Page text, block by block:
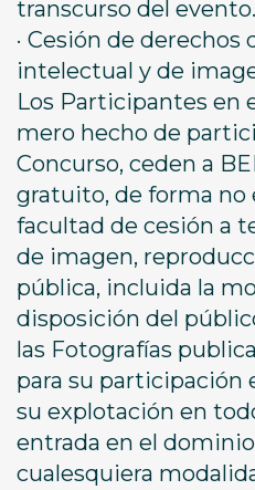
transcurso del evento.
· Cesión de derechos
intelectual y de
Los Participantes en
mero hecho de
Concurso, ceden a
gratuito, de forma no
facultad de cesión a
de imagen,
pública, incluida la
disposición del
las Fotografías
para su participación
su explotación en
entrada en el
cualesquiera